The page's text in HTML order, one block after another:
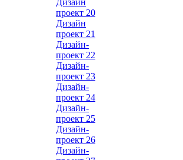
Дизайн
проект 20
Дизайн
проект 21
Дизайн-
проект 22
Дизайн-
проект 23
Дизайн-
проект 24
Дизайн-
проект 25
Дизайн-
проект 26
Дизайн-